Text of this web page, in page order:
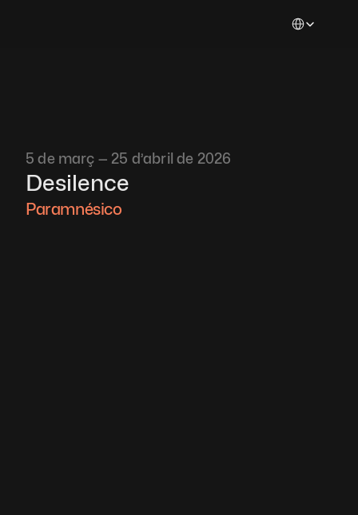
5 de març — 25 d’abril de 2026
Desilence
Paramnésico